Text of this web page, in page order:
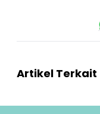
Artikel Terkait